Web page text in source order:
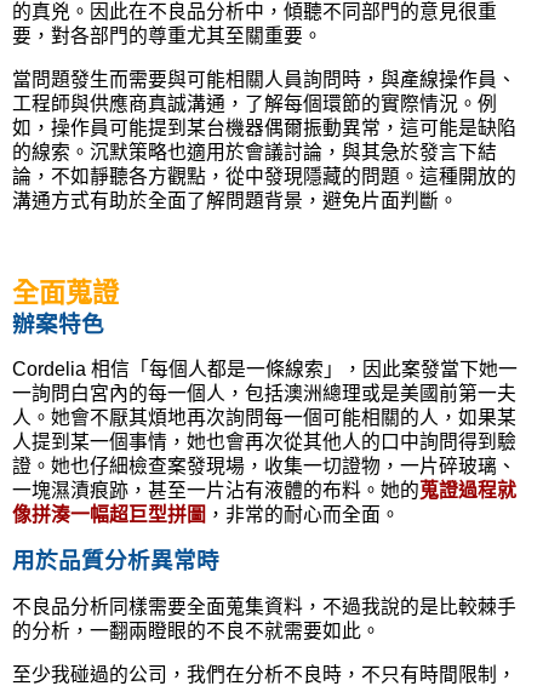
的真兇。因此在不良品分析中，傾聽不同部門的意見很重
要，對各部門的尊重尤其至關重要。
當問題發生而需要與可能相關人員詢問時，與產線操作員、
工程師與供應商真誠溝通，了解每個環節的實際情況。例
如，操作員可能提到某台機器偶爾振動異常，這可能是缺陷
的線索。沉默策略也適用於會議討論，與其急於發言下結
論，不如靜聽各方觀點，從中發現隱藏的問題。這種開放的
溝通方式有助於全面了解問題背景，避免片面判斷。
全面蒐證
辦案特色
Cordelia 相信「每個人都是一條線索」，因此案發當下她一
一詢問白宮內的每一個人，包括澳洲總理或是美國前第一夫
人。她會不厭其煩地再次詢問每一個可能相關的人，如果某
人提到某一個事情，她也會再次從其他人的口中詢問得到驗
證。她也仔細檢查案發現場，收集一切證物，一片碎玻璃、
一塊濕漬痕跡，甚至一片沾有液體的布料。她的蒐證過程就
像拼湊一幅超巨型拼圖 ，非常的耐心而全面。
用於品質分析異常時
不良品分析同樣需要全面蒐集資料，不過我說的是比較棘手
的分析，一翻兩瞪眼的不良不就需要如此。
至少我碰過的公司，我們在分析不良時，不只有時間限制，